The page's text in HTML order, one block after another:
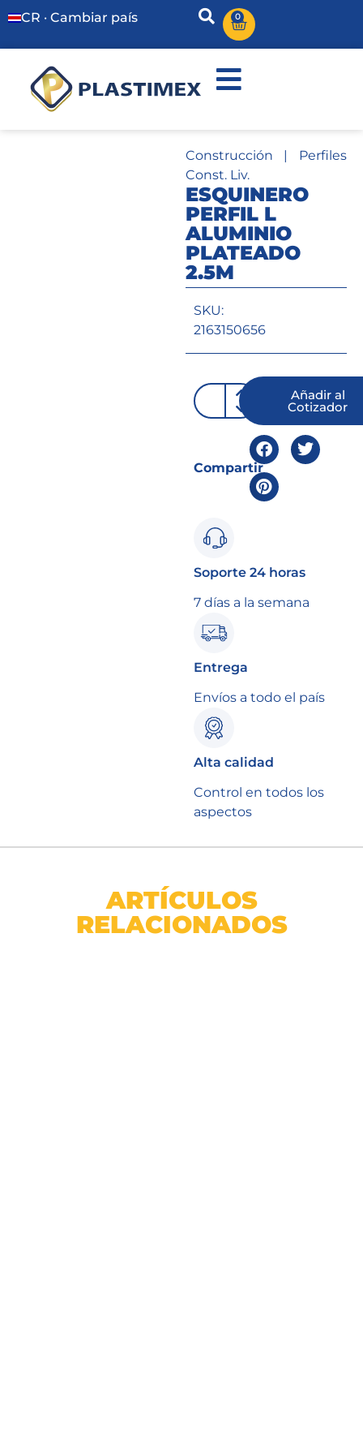
CR · Cambiar país 0
Construcción | Perfiles
Const. Liv.
ESQUINERO
PERFIL L
ALUMINIO
PLATEADO
2.5M
SKU:
2163150656
Añadir al
Cotizador
Compartir
Soporte 24 horas
7 días a la semana
Entrega
Envíos a todo el país
Alta calidad
Control en todos los
aspectos
ARTÍCULOS
RELACIONADOS